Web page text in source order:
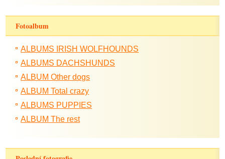
Fotoalbum
ALBUMS IRISH WOLFHOUNDS
ALBUMS DACHSHUNDS
ALBUM Other dogs
ALBUM Total crazy
ALBUMS PUPPIES
ALBUM The rest